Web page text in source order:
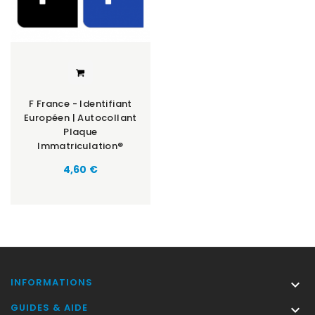
F France - Identifiant
Européen | Autocollant
Plaque
Immatriculation®
Prix
4,60 €
INFORMATIONS 
GUIDES & AIDE 